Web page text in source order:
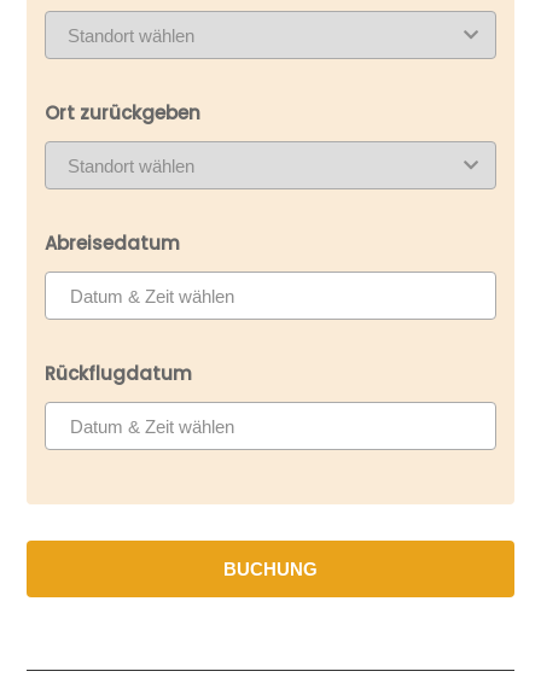
Ort zurückgeben
Abreisedatum
Rückflugdatum
BUCHUNG